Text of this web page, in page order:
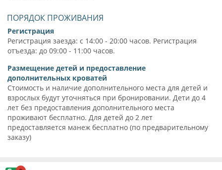
ПОРЯДОК ПРОЖИВАНИЯ
Регистрация
Регистрация заезда: с 14:00 - 20:00 часов. Регистрация
отъезда: до 09:00 - 11:00 часов.
Размещение детей и предоставление
дополнительных кроватей
Стоимость и наличие дополнительного места для детей и
взрослых будут уточняться при бронировании. Дети до 4
лет без предоставления дополнительного места
проживают бесплатно. Для детей до 2 лет
предоставляется манеж бесплатно (по предварительному
заказу)